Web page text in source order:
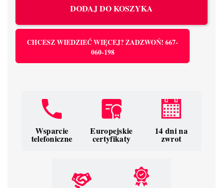
DODAJ DO KOSZYKA
CHCESZ WIEDZIEĆ WIĘCEJ? ZADZWOŃ! 667-
060-198
Wsparcie
telefoniczne
Europejskie
certyfikaty
14 dni na
zwrot